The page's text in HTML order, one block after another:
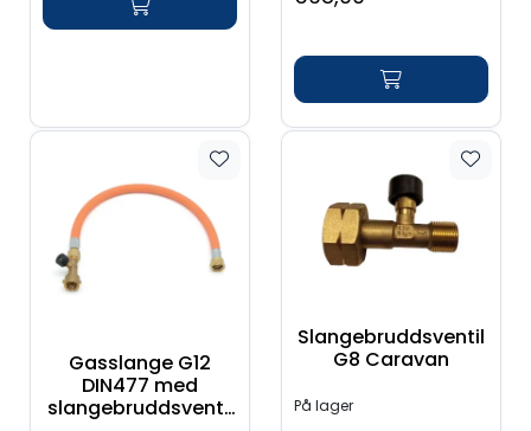
Gasslange G12
DIN477 med
slangebruddsventil
Slangebruddsventil
G8 Caravan
På lager